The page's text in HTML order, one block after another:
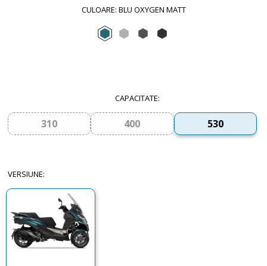
CULOARE: BLU OXYGEN MATT
Blu Oxygen Matt
Grigio Mercurio
Gri Titanio-Mat
CAPACITATE:
310 400 530
VERSIUNE: